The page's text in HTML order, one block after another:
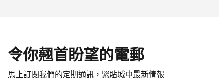
令你翹首盼望的電郵
馬上訂閱我們的定期通訊，緊貼城中最新情報